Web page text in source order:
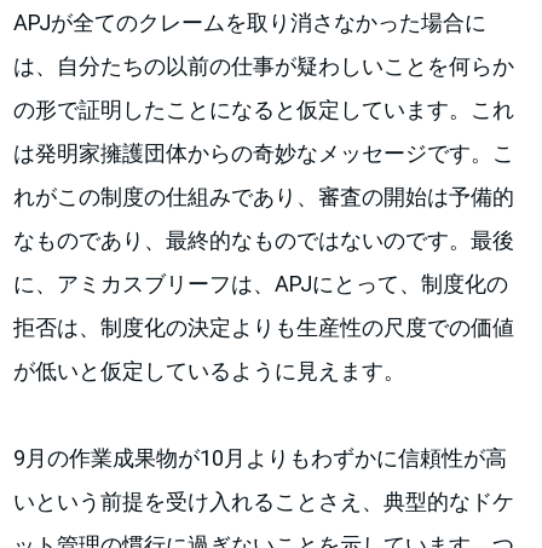
APJが全てのクレームを取り消さなかった場合に
は、自分たちの以前の仕事が疑わしいことを何らか
の形で証明したことになると仮定しています。これ
は発明家擁護団体からの奇妙なメッセージです。こ
れがこの制度の仕組みであり、審査の開始は予備的
なものであり、最終的なものではないのです。最後
に、アミカスブリーフは、APJにとって、制度化の
拒否は、制度化の決定よりも生産性の尺度での価値
が低いと仮定しているように見えます。
9月の作業成果物が10月よりもわずかに信頼性が高
いという前提を受け入れることさえ、典型的なドケ